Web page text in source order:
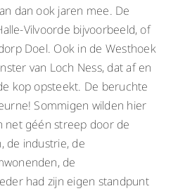
dan ook jaren mee. De
Vilvoorde bijvoorbeeld, of
Doel. Ook in de Westhoek
van Loch Ness, dat af en
kop opsteekt. De beruchte
Sommigen wilden hier
net géén streep door de
de industrie, de
de
had zijn eigen standpunt